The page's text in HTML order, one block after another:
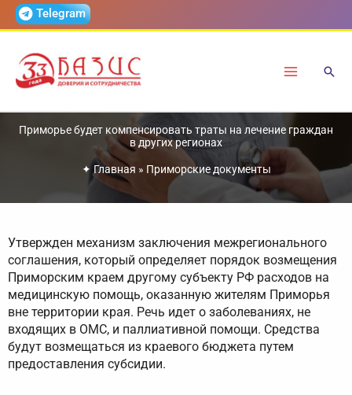
ПерейтиTelegram
Приморье будет компенсировать траты на лечение граждан
в других регионах
✦ Главная » Приморские документы
Утвержден механизм заключения межрегионального
соглашения, который определяет порядок возмещения
Приморским краем другому субъекту РФ расходов на
медицинскую помощь, оказанную жителям Приморья
вне территории края. Речь идет о заболеваниях, не
входящих в ОМС, и паллиативной помощи. Средства
будут возмещаться из краевого бюджета путем
предоставления субсидии.